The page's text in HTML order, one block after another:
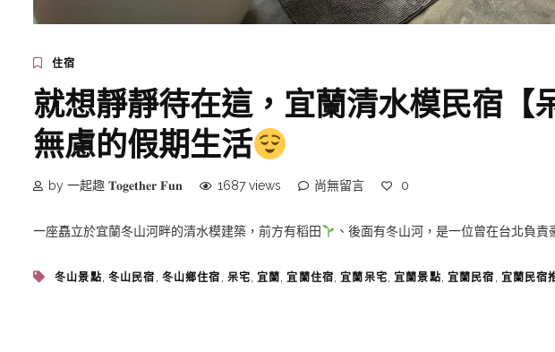
住宿
就想靜靜待在這，宜蘭清水模民宿
無慮的假期生活
by 一起趣 𝐓𝐨𝐠𝐞𝐭𝐡𝐞𝐫 𝐅𝐮𝐧 1687 views 尚無留言 0
一座矗立於宜蘭冬山河畔的清水模建築，前方有稻田 、後面有冬山河，是一位曾在台北負責
冬山景點, 冬山民宿 , 冬山鄉住宿 , 呆宅,宜蘭 ,宜蘭住宿,宜蘭呆宅,宜蘭景點, 宜蘭民宿 , 宜蘭民宿